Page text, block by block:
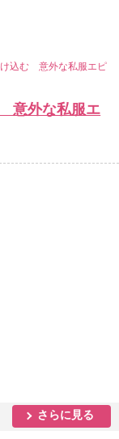
込む 意外な私服エピ
意外な私服エ
さらに見る